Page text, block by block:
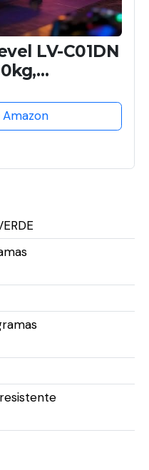
LV-C01DN
Sessões